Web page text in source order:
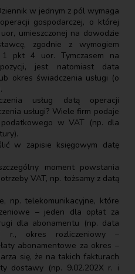
w jednym z pól wymaga
gospodarczej, o której
umieszczonej na dowodzie
zgodnie z wymogiem
pkt 4 uor. Tymczasem na
jest natomiast data
okres świadczenia usługi (o
usług datą operacji
usługi? Wiele firm podaje
w VAT (np. dla
w zapisie księgowym datę
moment powstania
VAT, np. tożsamy z datą
np. telekomunikacyjne, które
– jeden dla opłat za
dla abonamentu (np. data
r., okres rozliczeniowy –
abonamentowe za okres –
się, że na takich fakturach
dostawy (np. 9.02.202X r. i